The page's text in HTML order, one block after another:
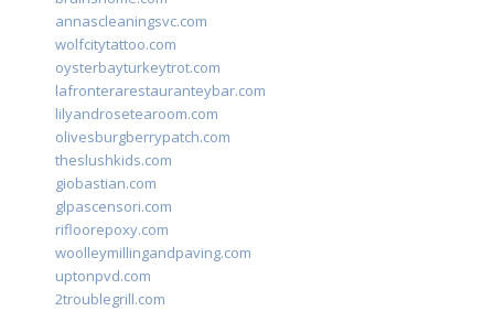
annascleaningsvc.com
wolfcitytattoo.com
oysterbayturkeytrot.com
lafronterarestauranteybar.com
lilyandrosetearoom.com
olivesburgberrypatch.com
theslushkids.com
giobastian.com
glpascensori.com
rifloorepoxy.com
woolleymillingandpaving.com
uptonpvd.com
2troublegrill.com